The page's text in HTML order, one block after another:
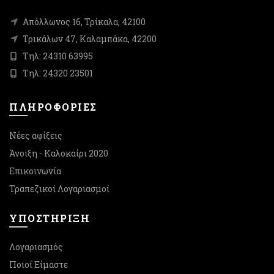
Απόλλωνος 16, Τρίκαλα, 42100
Τρικάλων 47, Καλαμπάκα, 42200
Τηλ: 24310 63995
Τηλ: 24320 23501
ΠΛΗΡΟΦΟΡΙΕΣ
Νέες αφίξεις
Άνοιξη - Καλοκαίρι 2020
Επικοινωνία
Τραπεζικοί Λογαριασμοί
ΥΠΟΣΤΉΡΙΞΗ
Λογαριασμός
Ποιοί Είμαστε